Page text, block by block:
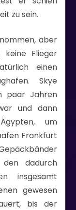
zu sein.
aber
Flieger
einen
Skye
paar Jahren
und dann
um
Frankfurt
dadurch
insgesamt
gewesen
bis der